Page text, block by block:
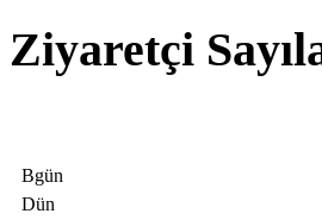
Ziyaretçi
Bgün
Dün